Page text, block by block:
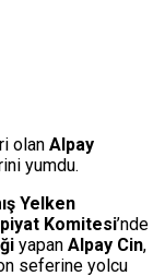
olan Alpay
yumdu.
Yelken
Komitesi’nde
yapan Alpay Cin,
seferine yolcu